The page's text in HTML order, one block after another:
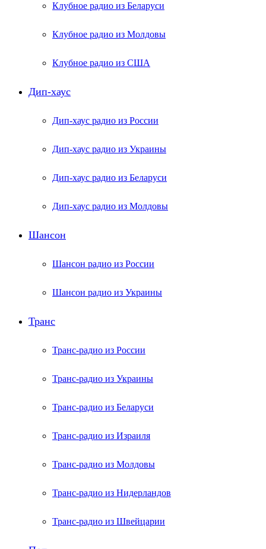
Клубное радио из Беларуси
Клубное радио из Молдовы
Клубное радио из США
Дип-хаус
Дип-хаус радио из России
Дип-хаус радио из Украины
Дип-хаус радио из Беларуси
Дип-хаус радио из Молдовы
Шансон
Шансон радио из России
Шансон радио из Украины
Транс
Транс-радио из России
Транс-радио из Украины
Транс-радио из Беларуси
Транс-радио из Израиля
Транс-радио из Молдовы
Транс-радио из Нидерландов
Транс-радио из Швейцарии